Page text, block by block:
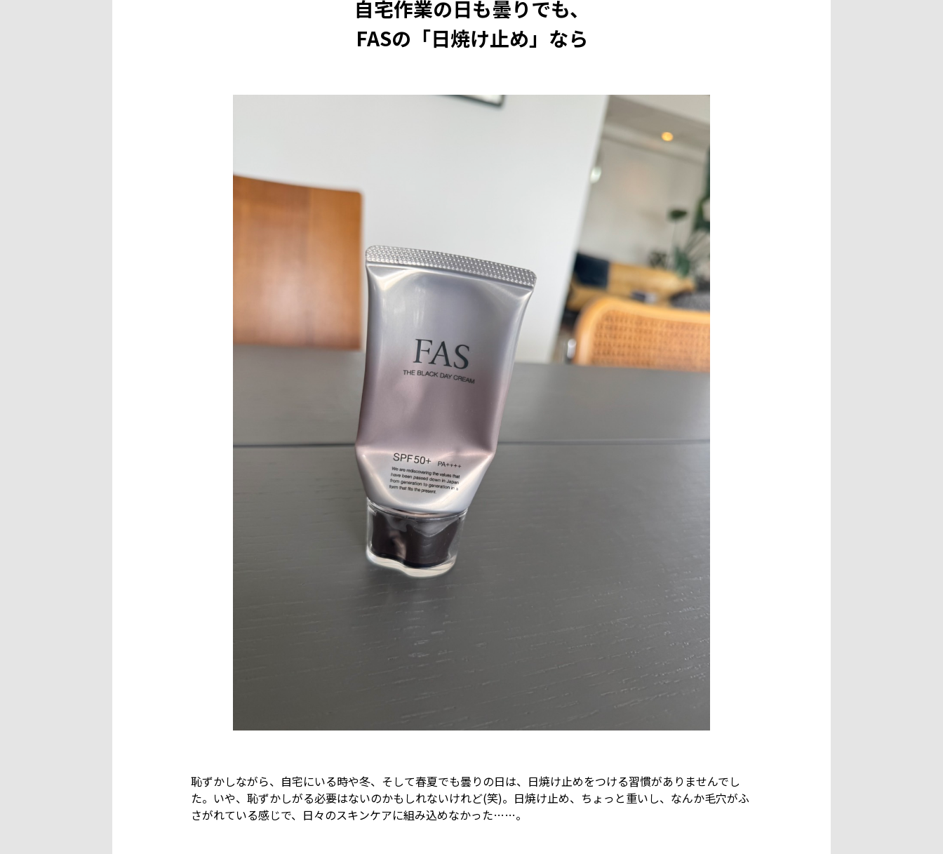
自宅作業の日も曇りでも、
FASの「日焼け止め」なら
恥ずかしながら、自宅にいる時や冬、そして春夏でも曇りの日は、日焼け止めをつける習慣がありませんでし
た。いや、恥ずかしがる必要はないのかもしれないけれど(笑)。日焼け止め、ちょっと重いし、なんか毛穴がふ
さがれている感じで、日々のスキンケアに組み込めなかった……。